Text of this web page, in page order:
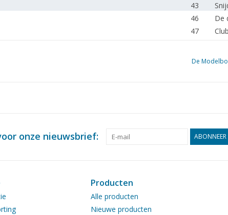
43
46
De
47
De
onze nieuwsbrief: ABONNEER
Producten
Alle producten
Nieuwe producten